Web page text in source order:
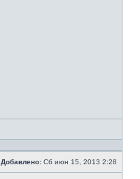
Добавлено: Сб июн 15, 2013 2:28